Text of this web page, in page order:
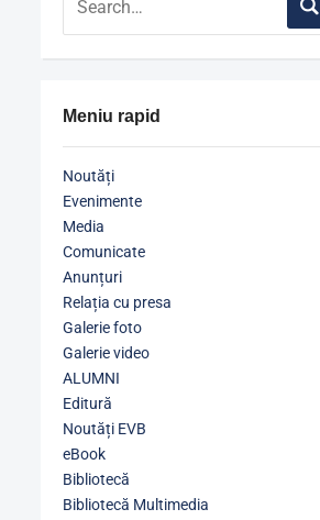
Meniu rapid
Noutăți
Evenimente
Media
Comunicate
Anunțuri
Relația cu presa
Galerie foto
Galerie video
ALUMNI
Editură
Noutăți EVB
eBook
Bibliotecă
Bibliotecă Multimedia